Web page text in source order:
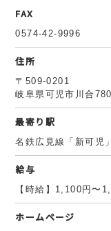
FAX
0574-42-9996
住所
〒509-0201
岐阜県可児市川合
最寄り駅
名鉄広見線「新可児
給与
【時給】1,100円〜
ホームページ